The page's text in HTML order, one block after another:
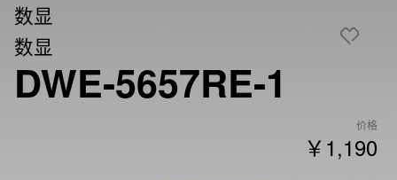
数显
数显
DWE-5657RE-1
价格
￥1,190